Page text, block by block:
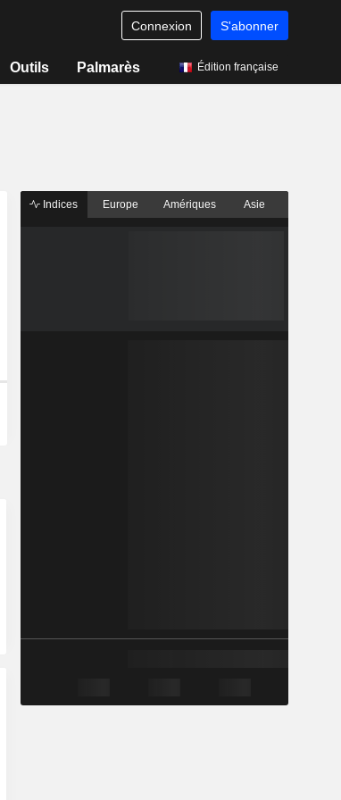
Connexion S'abonner
Outils Palmarès Édition française
Indices Europe Amériques Asie